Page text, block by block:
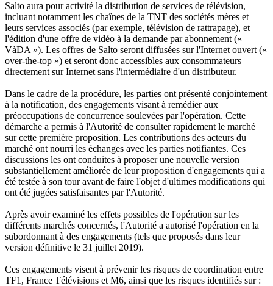
Salto aura pour activité la distribution de services de télévision,
incluant notamment les chaînes de la TNT des sociétés mères et
leurs services associés (par exemple, télévision de rattrapage), et
l'édition d'une offre de vidéo à la demande par abonnement («
VàDA »). Les offres de Salto seront diffusées sur l'Internet ouvert («
over-the-top ») et seront donc accessibles aux consommateurs
directement sur Internet sans l'intermédiaire d'un distributeur.
Dans le cadre de la procédure, les parties ont présenté conjointement
à la notification, des engagements visant à remédier aux
préoccupations de concurrence soulevées par l'opération. Cette
démarche a permis à l'Autorité de consulter rapidement le marché
sur cette première proposition. Les contributions des acteurs du
marché ont nourri les échanges avec les parties notifiantes. Ces
discussions les ont conduites à proposer une nouvelle version
substantiellement améliorée de leur proposition d'engagements qui a
été testée à son tour avant de faire l'objet d'ultimes modifications qui
ont été jugées satisfaisantes par l'Autorité.
Après avoir examiné les effets possibles de l'opération sur les
différents marchés concernés, l'Autorité a autorisé l'opération en la
subordonnant à des engagements (tels que proposés dans leur
version définitive le 31 juillet 2019).
Ces engagements visent à prévenir les risques de coordination entre
TF1, France Télévisions et M6, ainsi que les risques identifiés sur :